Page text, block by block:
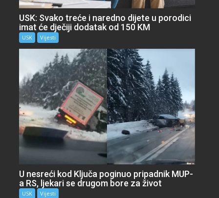
USK: Svako treće i naredno dijete u porodici
imat će dječiji dodatak od 150 KM
USK Vijesti
U nesreći kod Ključa poginuo pripadnik MUP-
a RS, ljekari se drugom bore za život
USK Vijesti